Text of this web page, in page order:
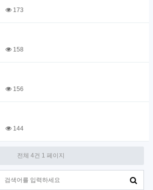
173
158
156
144
전체 4건 1 페이지